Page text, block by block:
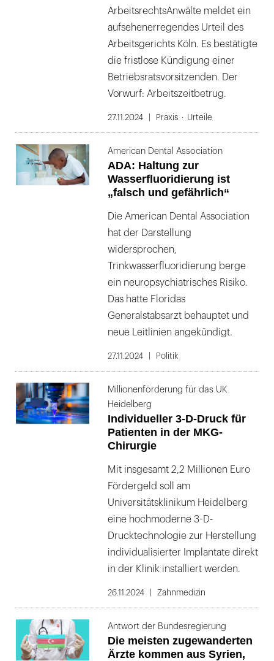
ArbeitsrechtsAnwälte meldet ein
aufsehenerregendes Urteil des
Arbeitsgerichts Köln. Es bestätigte
die fristlose Kündigung einer
Betriebsratsvorsitzenden. Der
Vorwurf: Arbeitszeitbetrug.
27.11.2024 Praxis Urteile
American Dental Association
ADA: Haltung zur
Wasserfluoridierung ist
„falsch und gefährlich“
Die American Dental Association
hat der Darstellung
widersprochen,
Trinkwasserfluoridierung berge
ein neuropsychiatrisches Risiko.
Das hatte Floridas
Generalstabsarzt behauptet und
neue Leitlinien angekündigt.
27.11.2024 Politik
Millionenförderung für das UK
Heidelberg
Individueller 3-D-Druck für
Patienten in der MKG-
Chirurgie
Mit insgesamt 2,2 Millionen Euro
Fördergeld soll am
Universitätsklinikum Heidelberg
eine hochmoderne 3-D-
Drucktechnologie zur Herstellung
individualisierter Implantate direkt
in der Klinik installiert werden.
26.11.2024 Zahnmedizin
Antwort der Bundesregierung
Die meisten zugewanderten
Ärzte kommen aus Syrien,